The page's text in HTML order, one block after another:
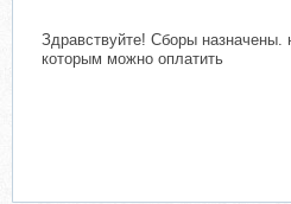
Здравствуйте! Сборы назначены.
которым можно оплатить